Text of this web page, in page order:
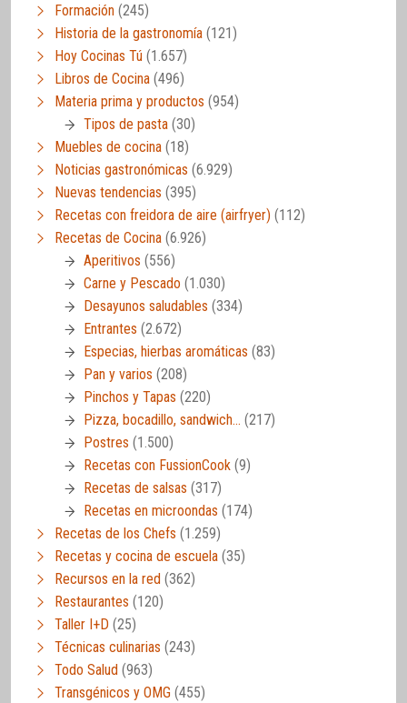
Formación (245)
Historia de la gastronomía (121)
Hoy Cocinas Tú (1.657)
Libros de Cocina (496)
Materia prima y productos (954)
Tipos de pasta (30)
Muebles de cocina (18)
Noticias gastronómicas (6.929)
Nuevas tendencias (395)
Recetas con freidora de aire (airfryer) (112)
Recetas de Cocina (6.926)
Aperitivos (556)
Carne y Pescado (1.030)
Desayunos saludables (334)
Entrantes (2.672)
Especias, hierbas aromáticas (83)
Pan y varios (208)
Pinchos y Tapas (220)
Pizza, bocadillo, sandwich… (217)
Postres (1.500)
Recetas con FussionCook (9)
Recetas de salsas (317)
Recetas en microondas (174)
Recetas de los Chefs (1.259)
Recetas y cocina de escuela (35)
Recursos en la red (362)
Restaurantes (120)
Taller I+D (25)
Técnicas culinarias (243)
Todo Salud (963)
Transgénicos y OMG (455)